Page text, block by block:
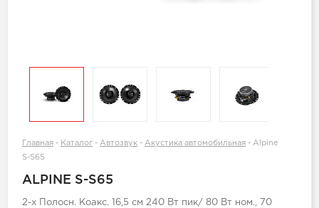
Главная - Каталог - Автозвук - Акустика автомобильная - Alpine
S-S65
ALPINE S-S65
2-х Полосн. Коакс. 16,5 см 240 Вт пик/ 80 Вт ном., 70